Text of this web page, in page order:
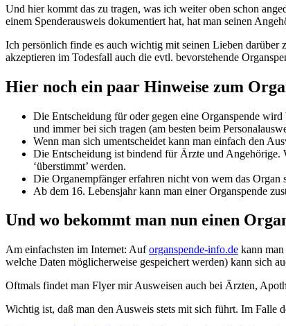
Und hier kommt das zu tragen, was ich weiter oben schon
einem Spenderausweis dokumentiert hat, hat man seinen
Ich persönlich finde es auch wichtig mit seinen Lieben darüber
akzeptieren im Todesfall auch die evtl. bevorstehende
Hier noch ein paar Hinweise zum
Die Entscheidung für oder gegen eine Organspende
und immer bei sich tragen (am besten beim
Wenn man sich umentscheidet kann man einfach den
Die Entscheidung ist bindend für Ärzte und Angehörige.
‘überstimmt’ werden.
Die Organempfänger erfahren nicht von wem das
Ab dem 16. Lebensjahr kann man einer Organspende
Und wo bekommt man nun einen
Am einfachsten im Internet: Auforganspende-info.de kann
welche Daten möglicherweise gespeichert werden) kann sich
Oftmals findet man Flyer mir Ausweisen auch bei Ärzten,
Wichtig ist, daß man den Ausweis stets mit sich führt. Im Falle